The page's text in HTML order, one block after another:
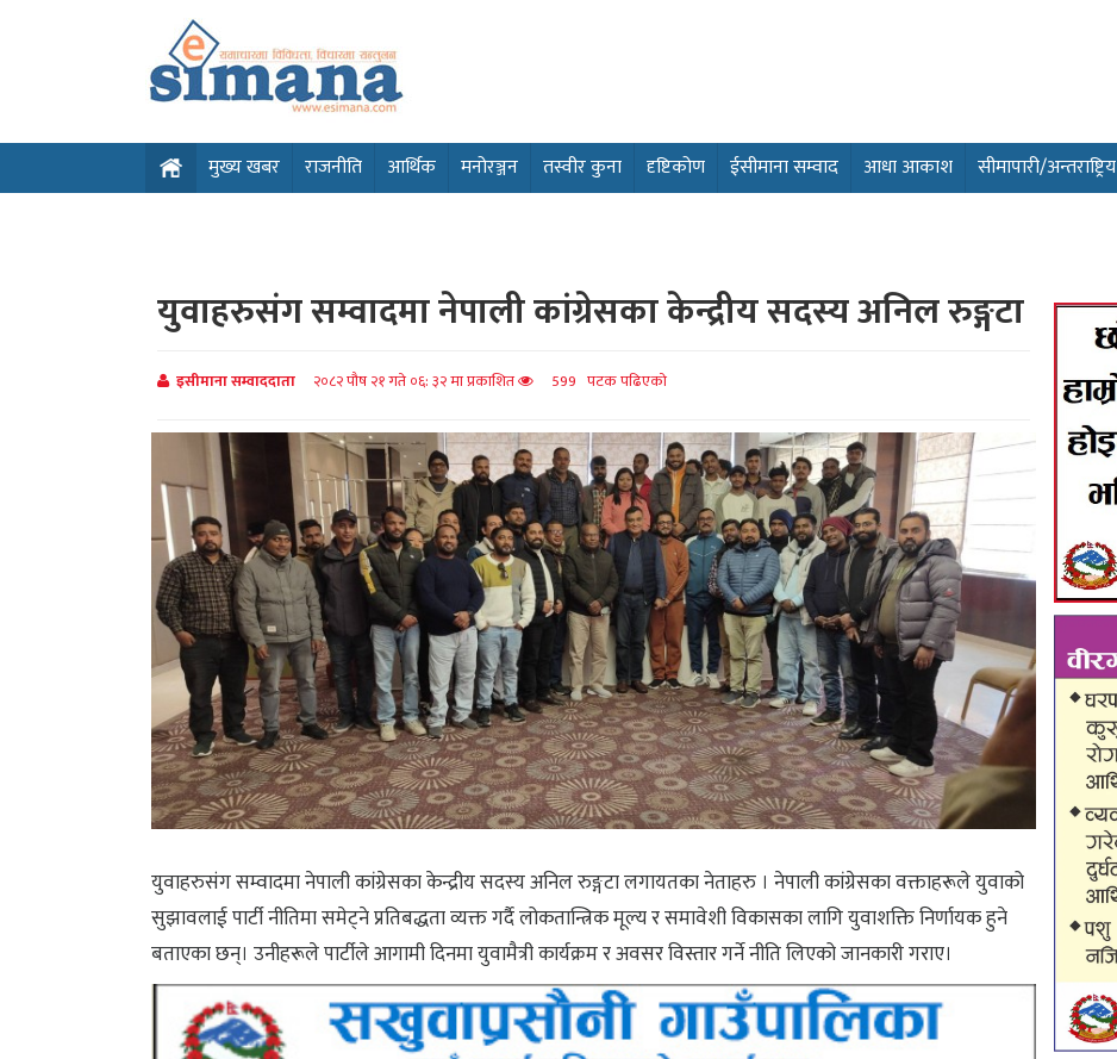
मुख्य खबर राजनीति आर्थिक मनोरञ्जन तस्वीर कुना दृष्टिकोण ईसीमाना सम्वाद आधा आकाश सीमापारी/अन्तराष्ट्रिय
युवाहरुसंग सम्वादमा नेपाली कांग्रेसका केन्द्रीय सदस्य अनिल रुङ्गटा
इसीमाना सम्वाददाता २०८२ पौष २१ गते ०६: ३२ मा प्रकाशित 599 पटक पढिएको
युवाहरुसंग सम्वादमा नेपाली कांग्रेसका केन्द्रीय सदस्य अनिल रुङ्गटा लगायतका नेताहरु । नेपाली कांग्रेसका वक्ताहरूले युवाको
सुझावलाई पार्टी नीतिमा समेट्ने प्रतिबद्धता व्यक्त गर्दै लोकतान्त्रिक मूल्य र समावेशी विकासका लागि युवाशक्ति निर्णायक हुने
बताएका छन्। उनीहरूले पार्टीले आगामी दिनमा युवामैत्री कार्यक्रम र अवसर विस्तार गर्ने नीति लिएको जानकारी गराए।